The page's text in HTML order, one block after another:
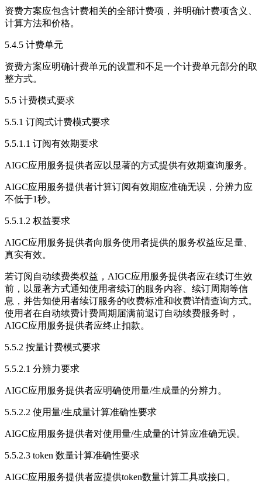
资费方案应包含计费相关的全部计费项，并明确计费项含义、
计算方法和价格。
5.4.5 计费单元
资费方案应明确计费单元的设置和不足一个计费单元部分的取
整方式。
5.5 计费模式要求
5.5.1 订阅式计费模式要求
5.5.1.1 订阅有效期要求
AIGC应用服务提供者应以显著的方式提供有效期查询服务。
AIGC应用服务提供者计算订阅有效期应准确无误，分辨力应
不低于1秒。
5.5.1.2 权益要求
AIGC应用服务提供者向服务使用者提供的服务权益应足量、
真实有效。
若订阅自动续费类权益，AIGC应用服务提供者应在续订生效
前，以显著方式通知使用者续订的服务内容、续订周期等信
息，并告知使用者续订服务的收费标准和收费详情查询方式。
使用者在自动续费计费周期届满前退订自动续费服务时，
AIGC应用服务提供者应终止扣款。
5.5.2 按量计费模式要求
5.5.2.1 分辨力要求
AIGC应用服务提供者应明确使用量/生成量的分辨力。
5.5.2.2 使用量/生成量计算准确性要求
AIGC应用服务提供者对使用量/生成量的计算应准确无误。
5.5.2.3 token 数量计算准确性要求
AIGC应用服务提供者应提供token数量计算工具或接口。